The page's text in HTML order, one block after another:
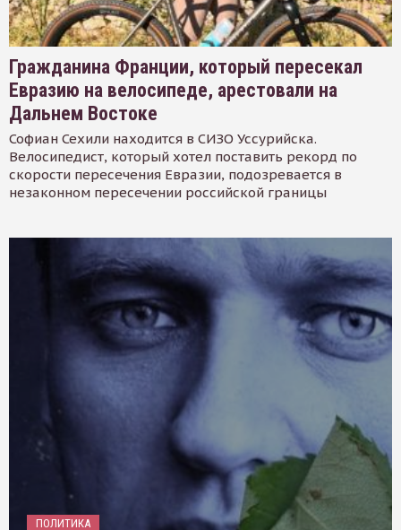
Гражданина Франции, который пересекал
Евразию на велосипеде, арестовали на
Дальнем Востоке
Софиан Сехили находится в СИЗО Уссурийска.
Велосипедист, который хотел поставить рекорд по
скорости пересечения Евразии, подозревается в
незаконном пересечении российской границы
ПОЛИТИКА